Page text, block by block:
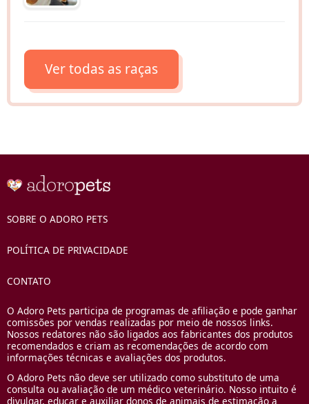
Ver todas as raças
SOBRE O ADORO PETS
POLÍTICA DE PRIVACIDADE
CONTATO
O Adoro Pets participa de programas de afiliação e pode ganhar
comissões por vendas realizadas por meio de nossos links.
Nossos redatores não são ligados aos fabricantes dos produtos
recomendados e criam as recomendações de acordo com
informações técnicas e avaliações dos produtos.
O Adoro Pets não deve ser utilizado como substituto de uma
consulta ou avaliação de um médico veterinário. Nosso intuito é
divulgar, educar e auxiliar donos de animais de estimação a